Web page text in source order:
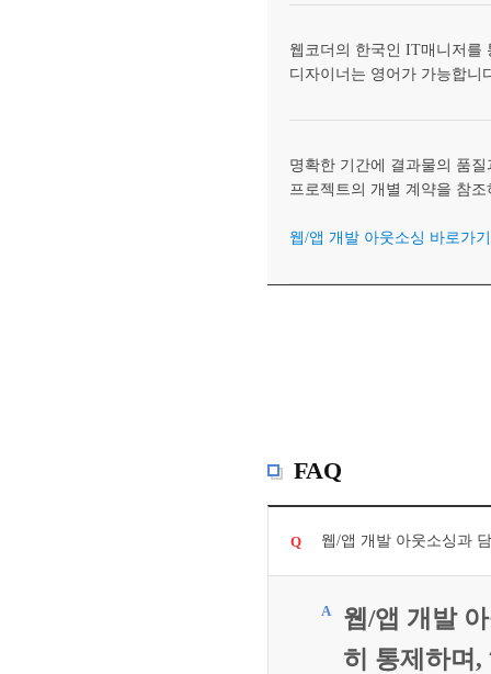
웹코더의 한국인 IT매니저를
디자이너는 영어가 가능합니
명확한 기간에 결과물의 품
프로젝트의 개별 계약을 참조
웹/앱 개발 아웃소싱 바로가기
FAQ
웹/앱 개발 아웃소싱과
웹/앱 개발
히 통제하며